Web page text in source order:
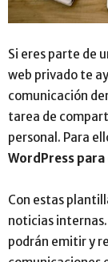
Si eres parte de
web privado te
comunicación
tarea de
personal. Para
WordPress para
Con estas
noticias internas.
podrán emitir y